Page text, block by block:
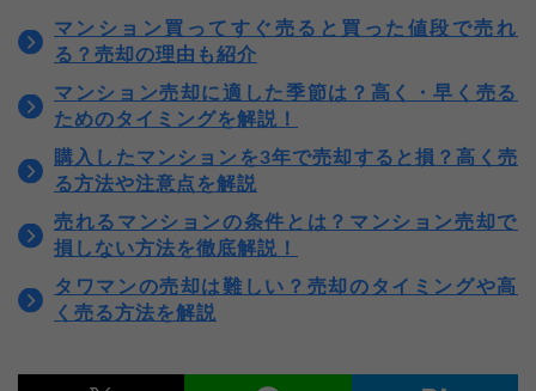
マンション買ってすぐ売ると買った値段で売れ
る？売却の理由も紹介
マンション売却に適した季節は？高く・早く売る
ためのタイミングを解説！
購入したマンションを3年で売却すると損？高く売
る方法や注意点を解説
売れるマンションの条件とは？マンション売却で
損しない方法を徹底解説！
タワマンの売却は難しい？売却のタイミングや高
く売る方法を解説